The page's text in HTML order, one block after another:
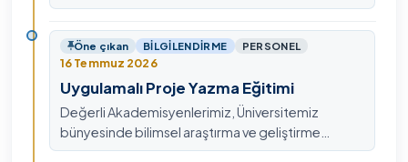
211 75 75 Dahili: 1913 nolu telefondan
ulaşabilirsiniz.
Öne çıkan BILGILENDIRME PERSONEL
16 Temmuz 2026
Uygulamalı Proje Yazma Eğitimi
Değerli Akademisyenlerimiz, Üniversitemiz
bünyesinde bilimsel araştırma ve geliştirme
kültürünü güçlendirmek, ulusal ve uluslararası fon